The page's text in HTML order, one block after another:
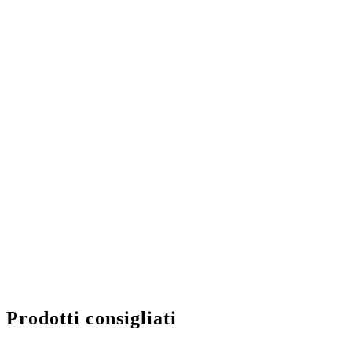
Prodotti consigliati